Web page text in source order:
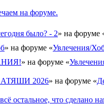
на форуме.
было? - 2» на форуме
» на форуме «Увлечения/
» на форуме «
2026» на форуме «
остальное, что сделано